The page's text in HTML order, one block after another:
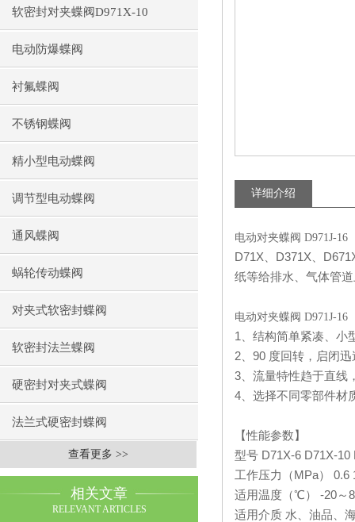
软密封对夹蝶阀D971X-10
电动防爆蝶阀
衬氟蝶阀
不锈钢蝶阀
精小型电动蝶阀
调节型电动蝶阀
通风蝶阀
蜗轮传动蝶阀
对夹式软密封蝶阀
软密封法兰蝶阀
硬密封对夹式蝶阀
法兰式硬密封蝶阀
查看更多 >>
相关文章
RELEVANT ARTICLES
详细介绍
电动对夹蝶阀 D971J-16
D71X
D371X
纸等给排水、气体管
电动对夹蝶阀 D971J-16
1
、结构简单紧凑、
2
90 度回转，启闭迅
3 、流量特性趋于直线
4 、选择不同零部件
【性能参数】
型号 D71X-6 D71X-10
工作压力（ MPa）
0.6
适用温度（℃） -20～
适用介质 水、油品、